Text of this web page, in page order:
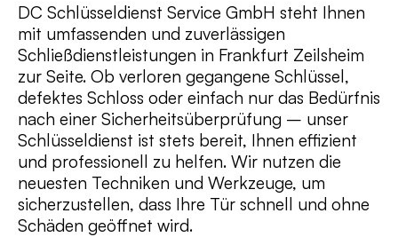
DC Schlüsseldienst Service GmbH steht Ihnen
mit umfassenden und zuverlässigen
Schließdienstleistungen in Frankfurt Zeilsheim
zur Seite. Ob verloren gegangene Schlüssel,
defektes Schloss oder einfach nur das Bedürfnis
nach einer Sicherheitsüberprüfung – unser
Schlüsseldienst ist stets bereit, Ihnen effizient
und professionell zu helfen. Wir nutzen die
neuesten Techniken und Werkzeuge, um
sicherzustellen, dass Ihre Tür schnell und ohne
Schäden geöffnet wird.